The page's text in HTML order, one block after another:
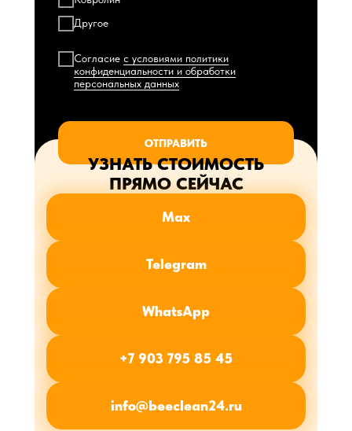
Другое
Согласие с условиями политики
конфиденциальности и обработки
персональных данных
ОТПРАВИТЬ
УЗНАТЬ СТОИМОСТЬ
ПРЯМО СЕЙЧАС
Max
Telegram
WhatsApp
+7 903 795 85 45
info@beeclean24.ru